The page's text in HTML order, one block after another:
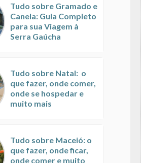
Tudo sobre Gramado e
Canela: Guia Completo
para sua Viagem à
Serra Gaúcha
Tudo sobre Natal: o
que fazer, onde comer,
onde se hospedar e
muito mais
Tudo sobre Maceió: o
que fazer, onde ficar,
onde comer e muito